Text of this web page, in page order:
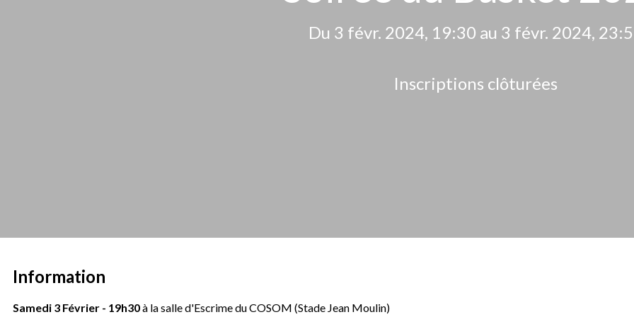
Du 3 févr. 2024, 19:30 au 3 févr. 2024,
Inscriptions clôturées
Information
Samedi 3 Février - 19h30à la salle d'Escrime du COSOM (Stade Jean Moulin)